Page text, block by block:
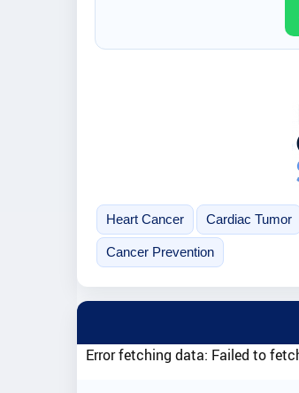
Heart Cancer Cardiac Tumor
Cancer Prevention
Error fetching data: Failed to